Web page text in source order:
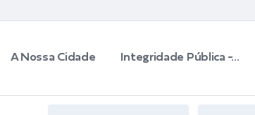
A Nossa Cidade Integridade Pública -...